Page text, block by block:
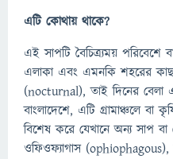
এটি কোথায় থাকে?
এই সাপটি বৈচিত্র্যময়
এলাকা এবং এমনকি শহরের
(nocturnal), তাই দিনের বেলা
বাংলাদেশে, এটি গ্রামাঞ্চলে বা
বিশেষ করে যেখানে অন্য সাপ
ওফিওফ্যাগাস (ophiophagous),